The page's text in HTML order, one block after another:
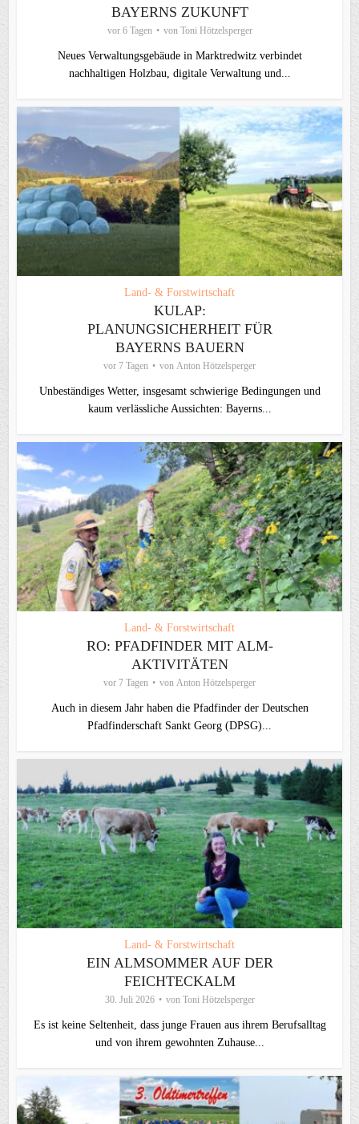
BAYERNS ZUKUNFT
vor 6 Tagen von Toni Hötzelsperger
Neues Verwaltungsgebäude in Marktredwitz verbindet
nachhaltigen Holzbau, digitale Verwaltung und...
Land- & Forstwirtschaft
KULAP:
PLANUNGSICHERHEIT FÜR
BAYERNS BAUERN
vor 7 Tagen von Anton Hötzelsperger
Unbeständiges Wetter, insgesamt schwierige Bedingungen und
kaum verlässliche Aussichten: Bayerns...
Land- & Forstwirtschaft
RO: PFADFINDER MIT ALM-
AKTIVITÄTEN
vor 7 Tagen von Anton Hötzelsperger
Auch in diesem Jahr haben die Pfadfinder der Deutschen
Pfadfinderschaft Sankt Georg (DPSG)...
Land- & Forstwirtschaft
EIN ALMSOMMER AUF DER
FEICHTECKALM
30. Juli 2026 von Toni Hötzelsperger
Es ist keine Seltenheit, dass junge Frauen aus ihrem Berufsalltag
und von ihrem gewohnten Zuhause...